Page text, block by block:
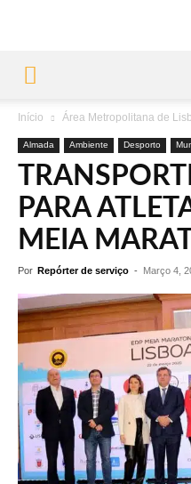
Início Área Metropolitana de
Almada Ambiente Desporto
PARA
MEIA
Por Repórter de serviço - Março 4,